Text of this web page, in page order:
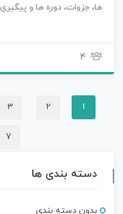
ها، جزوات، دوره ها و
4
1
2
3
7
دسته بندی ها
بدون دسته بندی